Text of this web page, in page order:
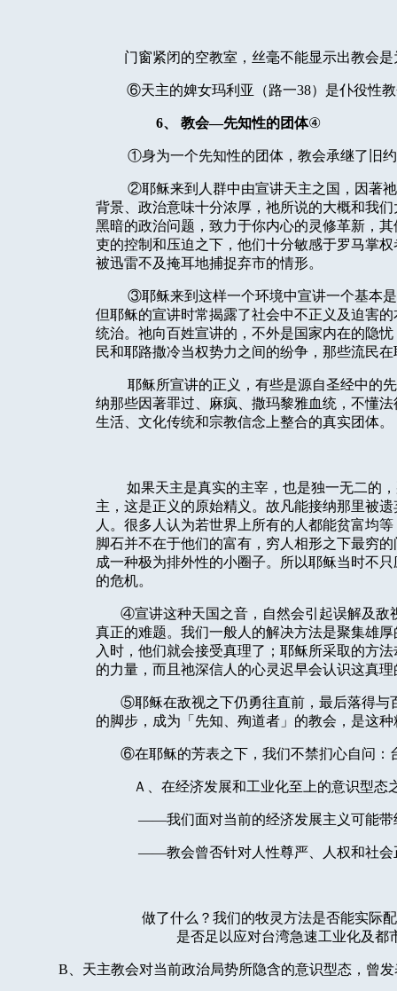
门窗紧闭的空教室，丝毫不能显示出教会
⑥天主的婢女玛利亚（路一38）是仆役性
6、 教会—先知性的团体④
①身为一个先知性的团体，教会承继了旧
②耶稣来到人群中由宣讲天主之国，因著
背景、政治意味十分浓厚，祂所说的大概和我
黑暗的政治问题，致力于你内心的灵修革新，
吏的控制和压迫之下，他们十分敏感于罗马掌
被迅雷不及掩耳地捕捉弃市的情形。
③耶稣来到这样一个环境中宣讲一个基本
但耶稣的宣讲时常揭露了社会中不正义及迫害
统治。祂向百姓宣讲的，不外是国家内在的隐
民和耶路撒冷当权势力之间的纷争，那些流民
耶稣所宣讲的正义，有些是源自圣经中的
纳那些因著罪过、麻疯、撒玛黎雅血统，不懂
生活、文化传统和宗教信念上整合的真实团体。
如果天主是真实的主宰，也是独一无二的
主，这是正义的原始精义。故凡能接纳那里被
人。很多人认为若世界上所有的人都能贫富均
脚石并不在于他们的富有，穷人相形之下最穷
成一种极为排外性的小圈子。所以耶稣当时不
的危机。
④宣讲这种天国之音，自然会引起误解及敌
真正的难题。我们一般人的解决方法是聚集雄
入时，他们就会接受真理了；耶稣所采取的方
的力量，而且祂深信人的心灵迟早会认识这真理
⑤耶稣在敌视之下仍勇往直前，最后落得与
的脚步，成为「先知、殉道者」的教会，是这
⑥在耶稣的芳表之下，我们不禁扪心自问：
Ａ、在经济发展和工业化至上的意识型态
——我们面对当前的经济发展主义可能带
——教会曾否针对人性尊严、人权和社会
做了什么？我们的牧灵方法是否能实际
是否足以应对台湾急速工业化及都
B 、天主教会对当前政治局势所隐含的意识型态，曾